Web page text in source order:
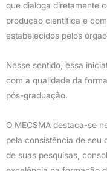
que dialoga diretamente
produção científica e
estabelecidos pelos
Nesse sentido, essa
com a qualidade da
pós-graduação.
O MECSMA destaca-se
pela consistência de seu
de suas pesquisas,